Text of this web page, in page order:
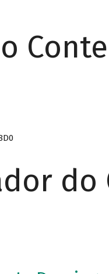
do